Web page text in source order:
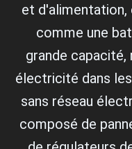
et
comme une
grande capacité,
électricité dans
sans réseau
composé de